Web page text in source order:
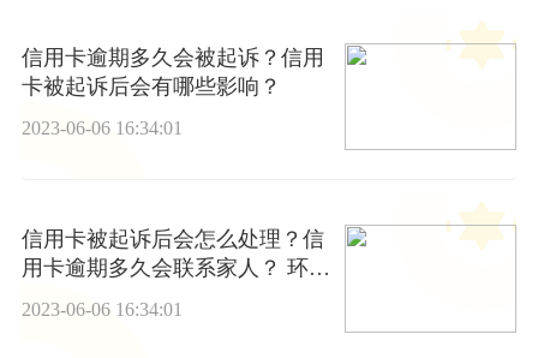
信用卡逾期多久会被起诉？信用
卡被起诉后会有哪些影响？
2023-06-06 16:34:01
信用卡被起诉后会怎么处理？信
用卡逾期多久会联系家人？ 环球
速讯
2023-06-06 16:34:01